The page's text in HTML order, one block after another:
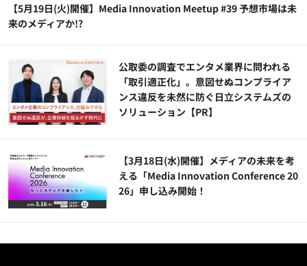
【5月19日(火)開催】Media Innovation Meetup #39 予想市場は未
来のメディアか!?
公​​取委の調査でエンタメ業界に問われる
「取引適正化」。意図せぬコンプライア
ンス違反を未然に防ぐ日立システムズの
ソリューション​【PR】
【3月18日(水)開催】メディアの未来を考
える「Media Innovation Conference 20
26」申し込み開始！